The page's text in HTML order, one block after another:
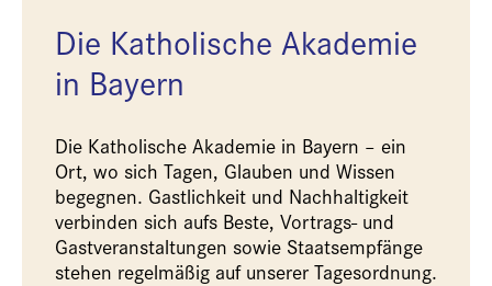
Die Katholische Akademie
in Bayern
Die Katholische Akademie in Bayern – ein
Ort, wo sich Tagen, Glauben und Wissen
begegnen. Gastlichkeit und Nachhaltigkeit
verbinden sich aufs Beste, Vortrags- und
Gastveranstaltungen sowie Staatsempfänge
stehen regelmäßig auf unserer Tagesordnung.